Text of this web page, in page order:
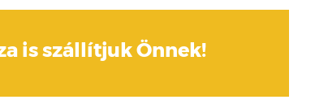
is szállítjuk Önnek!